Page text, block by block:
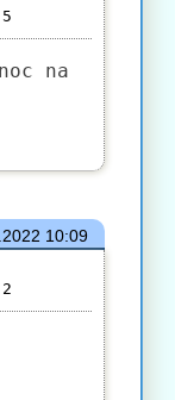
5
na
10:09
2